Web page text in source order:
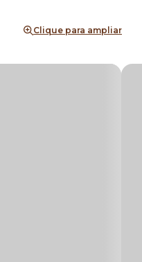
Clique para ampliar